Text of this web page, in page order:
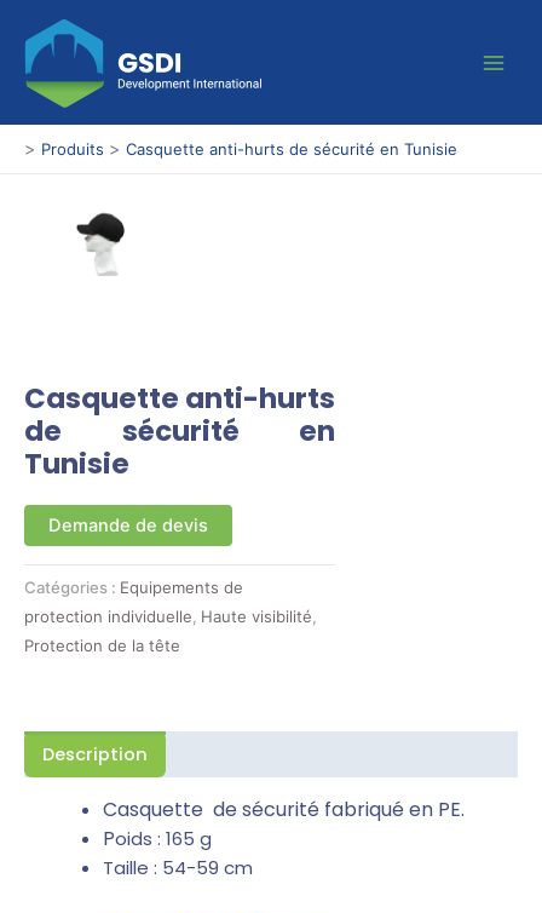
contenu
> Produits > Casquette anti-hurts de sécurité en Tunisie
Casquette anti-hurts
de sécurité en
Tunisie
Demande de devis
Catégories : Equipements de
protection individuelle, Haute visibilité,
Protection de la tête
Description
Casquette de sécurité fabriqué en PE.
Poids : 165 g
Taille : 54-59 cm